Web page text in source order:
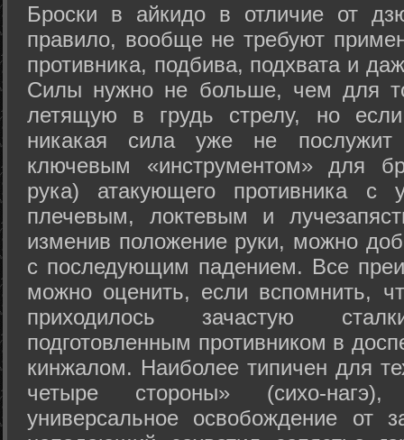
Броски в айкидо в отличие от
правило, вообще не требуют
противника, подбива, подхвата и
Силы нужно не больше, чем для
летящую в грудь стрелу, но
никакая сила уже не
ключевым «инструментом» для
рука) атакующего противника с
плечевым, локтевым и
изменив положение руки, можно
с последующим падением. Все
можно оценить, если вспомнить,
приходилось зачастую
подготовленным противником в
кинжалом. Наиболее типичен для
четыре стороны» (сихо-
универсальное освобождение от